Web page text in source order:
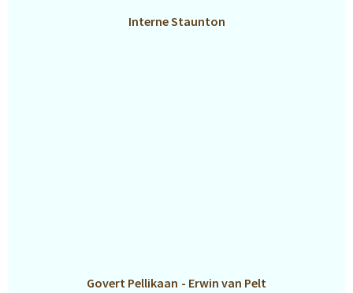
Interne Staunton
Govert Pellikaan - Erwin van Pelt